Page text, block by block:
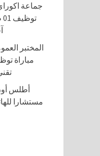
جماعة
المختبر
تقني
مستشارا